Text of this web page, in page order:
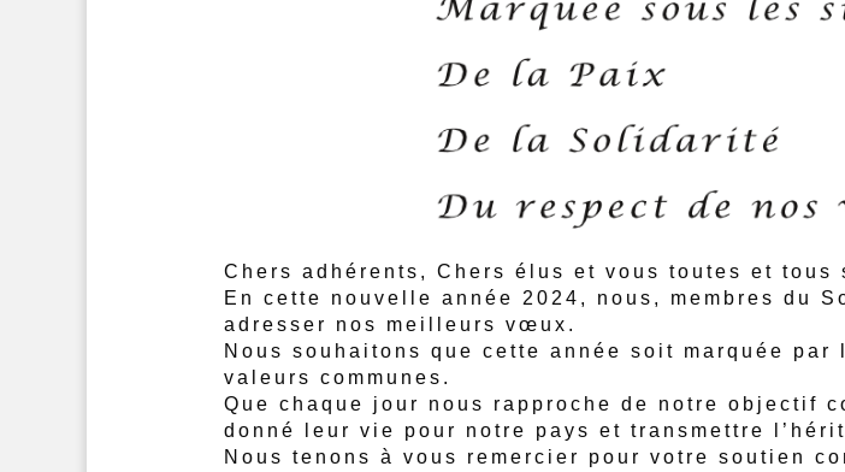
Chers adhérents, Chers élus et vous toutes et tous
En cette nouvelle année 2024 , nous, membres du
adresser nos meilleurs vœux .
Nous souhaitons que cette année soit marquée
valeurs communes.
Que chaque jour nous rapproche de notre objectif
donné leur vie pour notre pays et transmettre
Nous tenons à vous remercier pour votre soutien